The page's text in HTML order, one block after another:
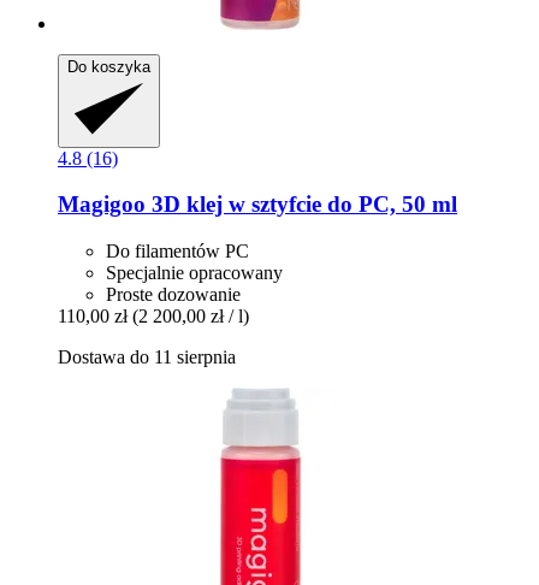
Do koszyka
4.8 (16)
Magigoo 3D klej w sztyfcie do PC, 50 ml
Do filamentów PC
Specjalnie opracowany
Proste dozowanie
110,00 zł (2 200,00 zł / l)
Dostawa do 11 sierpnia